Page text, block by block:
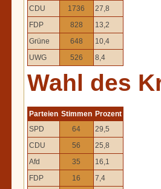
CDU
1736
27,8
FDP
828
13,2
Grüne
648
10,4
UWG
526 8,4
Wahl des
Parteien Stimmen Prozent
SPD
64
29,5
CDU
56
25,8
Afd
35
16,1
FDP
16
7,4